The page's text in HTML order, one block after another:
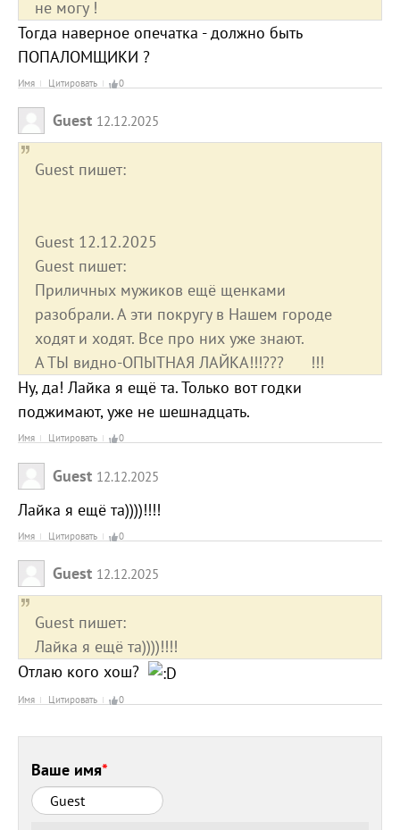
не могу !
Тогда наверное опечатка - должно быть
ПОПАЛОМЩИКИ ?
Имя Цитировать 0
Guest 12.12.2025
Guest пишет:
Guest 12.12.2025
Guest пишет:
Приличных мужиков ещё щенками
разобрали. А эти покругу в Нашем городе
ходят и ходят. Все про них уже знают.
А ТЫ видно-ОПЫТНАЯ ЛАЙКА!!!??? !!!
Ну, да! Лайка я ещё та. Только вот годки
поджимают, уже не шешнадцать.
Имя Цитировать 0
Guest 12.12.2025
Лайка я ещё та))))!!!!
Имя Цитировать 0
Guest 12.12.2025
Guest пишет:
Лайка я ещё та))))!!!!
Отлаю кого хош?
Имя Цитировать 0
Ваше имя*